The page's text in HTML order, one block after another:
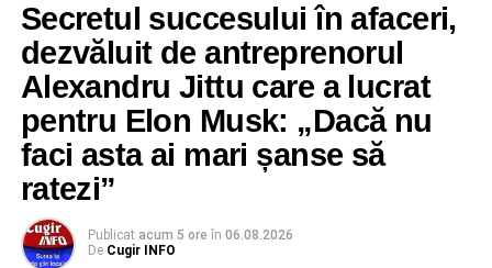
Secretul succesului în afaceri,
dezvăluit de antreprenorul
Alexandru Jittu care a lucrat
pentru Elon Musk: „Dacă nu
faci asta ai mari șanse să
ratezi”
Publicat acum 5 ore în 06.08.2026
De Cugir INFO